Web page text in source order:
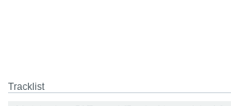
Tracklist